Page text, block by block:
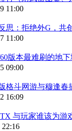
11:00
思：拒绝外G，共
11:00
版本最难刷的地下
09:00
格斗网游与穆逢春
16:09
与玩家谁该为游
22:16